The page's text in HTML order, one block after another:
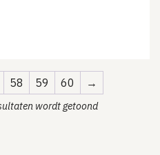
58 59 60 →
wordt getoond